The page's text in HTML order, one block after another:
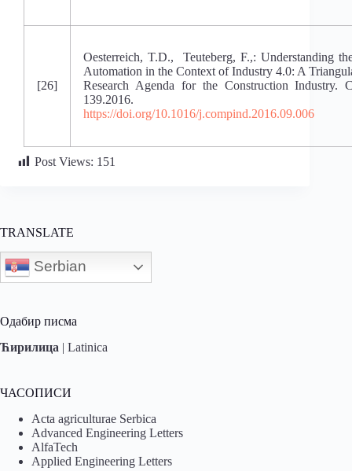
[26]
Oesterreich, T.D., Teuteberg, F.,: Understanding
Automation in the Context of Industry 4.0: A
Research Agenda for the Construction Industry.
139.2016.
https://doi.org/10.1016/j.compind.2016.09.006
Post Views: 151
TRANSLATE
Serbian
Одабир писма
Ћирилица | Latinica
ЧАСОПИСИ
Acta agriculturae Serbica
Advanced Engineering Letters
AlfaTech
Applied Engineering Letters